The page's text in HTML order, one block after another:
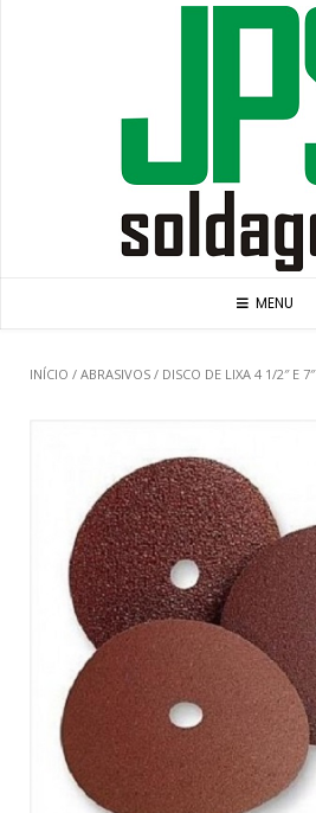
MENU
INÍCIO / ABRASIVOS / DISCO DE LIXA 4 1/2″ E 7″